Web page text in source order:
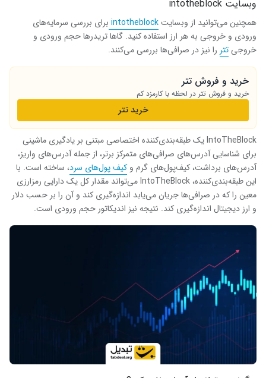
وبسایت intotheblock
همچنین می‌توانید از وبسایتintotheblock برای بررسی سرمایه‌های
ورودی و خروجی به هر ارز استفاده کنید. گاها تریدرها حجم ورودی و
خروجیتتر را نیز در صرافی‌ها بررسی می‌کنند.
خرید و فروش تتر
خرید و فروش تتر در لحظه با کارمزد کم
خرید تتر
IntoTheBlock یک طبقه‌بندی‌کننده اختصاصی مبتنی بر یادگیری ماشینی
برای شناسایی آدرس‌های صرافی‌های متمرکز برتر، از جمله آدرس‌های واریز،
آدرس‌های برداشت، کیف‌پول‌های گرم و کیف پول‌های سرد، ساخته است. با
این طبقه‌بندی‌کننده، IntoTheBlock می‌تواند مقدار کل یک دارایی رمزارزی
معین را که در صرافی‌ها جریان می‌یابد اندازه‌گیری کند و آن را بر حسب دلار
و ارز دیجیتال اندازه‌گیری کند. نتیجه نیز اندیکاتور حجم ورودی است.